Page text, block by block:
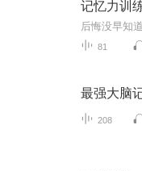
81
最强大脑
208